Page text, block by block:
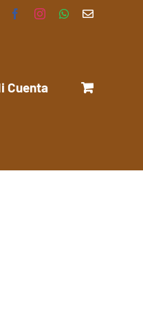
FacebookInstagramWhatsApp
Correo
Cuenta